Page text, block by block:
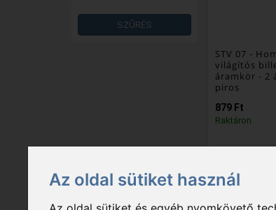
Az oldal sütiket használ
SZŰRÉS
STV 07 -
világítós
áramkör - 2
piros
879 Ft
Raktáron
Csomagolási